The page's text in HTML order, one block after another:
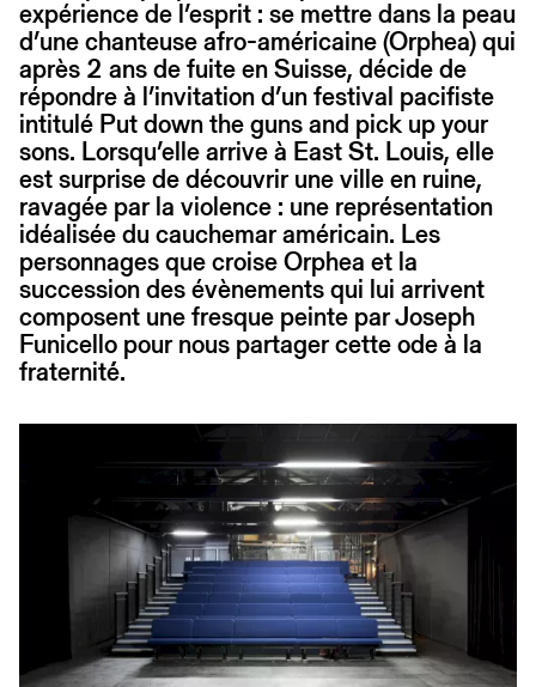
expérience de l’esprit : se mettre dans la peau
d’une chanteuse afro-américaine (Orphea) qui
après 2 ans de fuite en Suisse, décide de
répondre à l’invitation d’un festival pacifiste
intitulé Put down the guns and pick up your
sons. Lorsqu’elle arrive à East St. Louis, elle
est surprise de découvrir une ville en ruine,
ravagée par la violence : une représentation
idéalisée du cauchemar américain. Les
personnages que croise Orphea et la
succession des évènements qui lui arrivent
composent une fresque peinte par Joseph
Funicello pour nous partager cette ode à la
fraternité́.